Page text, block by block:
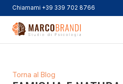
Chiamami +39 339 702 8766
Torna al Blog